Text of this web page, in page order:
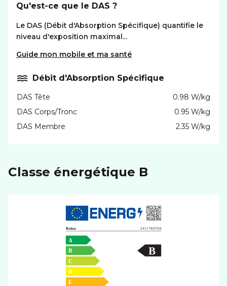
Qu'est-ce que le DAS ?
Le DAS (Débit d'Absorption Spécifique) quantifie le
niveau d'exposition maximal...
Guide mon mobile et ma santé
Débit d'Absorption Spécifique
DAS Tête
0.98 W/kg
DAS Corps/Tronc
0.95 W/kg
DAS Membre
2.35 W/kg
Classe énergétique B